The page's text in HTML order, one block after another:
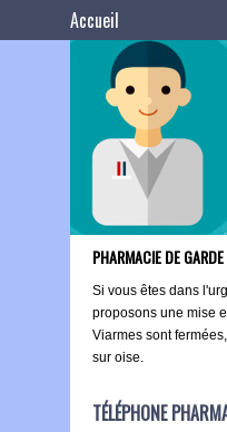
Accueil
PHARMACIE DE
Si vous êtes dans
proposons une mise
Viarmes sont
sur oise.
TÉLÉPHONE